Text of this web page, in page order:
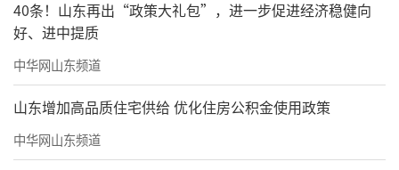
40条！山东再出“政策大礼包”，进一步促进经济稳健向
好、进中提质
中华网山东频道
山东增加高品质住宅供给 优化住房公积金使用政策
中华网山东频道